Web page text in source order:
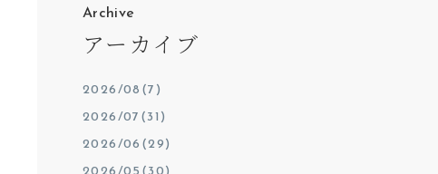
Archive
アーカイブ
2026/08(7)
2026/07(31)
2026/06(29)